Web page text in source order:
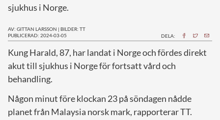
sjukhus i Norge.
AV: GITTAN LARSSON | BILDER: TT
PUBLICERAD: 2024-03-05
DELA:
Kung Harald, 87, har landat i Norge och fördes direkt
akut till sjukhus i Norge för fortsatt vård och
behandling.
Någon minut före klockan 23 på söndagen nådde
planet från Malaysia norsk mark, rapporterar TT.